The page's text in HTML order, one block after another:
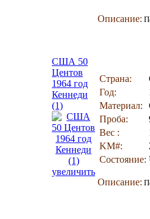
Описание:
США 50
Центов
1964 год
Кеннеди
(1)
увеличить
Страна:
Год:
Материал:
Проба:
Вес :
KM#:
Состояние:
Описание: